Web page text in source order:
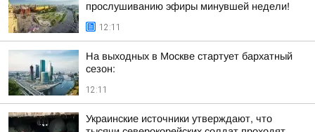
прослушиванию эфиры минувшей недели!
12:11
На выходных в Москве стартует бархатный
сезон:
12:11
Украинские источники утверждают, что